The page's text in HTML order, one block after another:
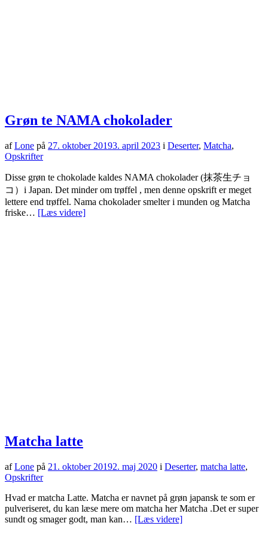
Grøn te NAMA chokolader
afLone på 27. oktober 20193. april 2023 i Deserter, Matcha,
Opskrifter
Disse grøn te chokolade kaldes NAMA chokolader (抹茶生チョ
コ）i Japan. Det minder om trøffel , men denne opskrift er meget
lettere end trøffel. Nama chokolader smelter i munden og Matcha
friske… [Læs videre]
Matcha latte
afLone på 21. oktober 20192. maj 2020 i Deserter, matcha latte,
Opskrifter
Hvad er matcha Latte. Matcha er navnet på grøn japansk te som er
pulveriseret, du kan læse mere om matcha her Matcha .Det er super
sundt og smager godt, man kan… [Læs videre]